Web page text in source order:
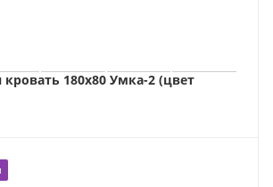
кровать 180х80 Умка-2 (цвет